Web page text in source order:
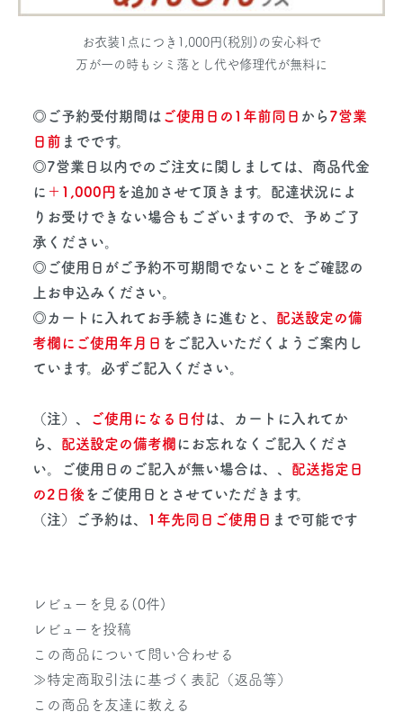
お衣装1点につき1,000円(税別)の安心料で
万が一の時もシミ落とし代や修理代が無料に
◎ご予約受付期間は ご使用日の1年前同日 から7営業
日前 までです。
◎7営業日以内でのご注文に関しましては、商品代金
に ＋1,000円 を追加させて頂きます。配達状況によ
りお受けできない場合もございますので、予めご了
承ください。
◎ご使用日がご予約不可期間でないことをご確認の
上お申込みください。
◎カートに入れてお手続きに進むと、 配送設定の備
考欄にご使用年月日 をご記入いただくようご案内し
ています。必ずご記入ください。
（注）、 ご使用になる日付は、カートに入れてか
ら、 配送設定の備考欄にお忘れなくご記入くださ
い。ご使用日のご記入が無い場合は、、 配送指定日
の2日後 をご使用日とさせていただきます。
（注）ご予約は、
1年先同日ご使用日 まで可能です
レビューを見る(0件)
レビューを投稿
この商品について問い合わせる
≫特定商取引法に基づく表記（返品等）
この商品を友達に教える